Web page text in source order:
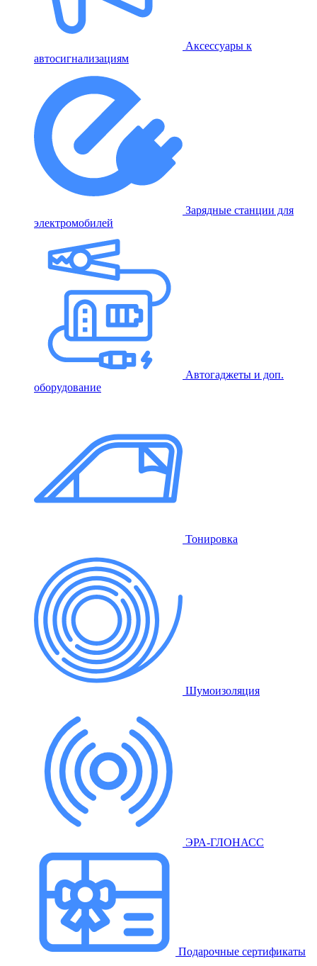
Аксессуары к
автосигнализациям
Зарядные станции для
электромобилей
Автогаджеты и доп.
оборудование
Тонировка
Шумоизоляция
ЭРА-ГЛОНАСС
Подарочные сертификаты